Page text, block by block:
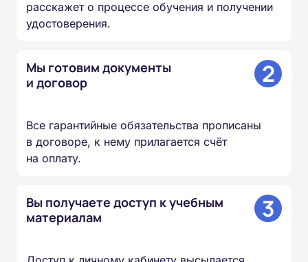
расскажет о процессе обучения и получении
удостоверения.
Мы готовим документы
и договор
2
Все гарантийные обязательства прописаны
в договоре, к нему прилагается счёт
на оплату.
Вы получаете доступ к учебным
материалам
3